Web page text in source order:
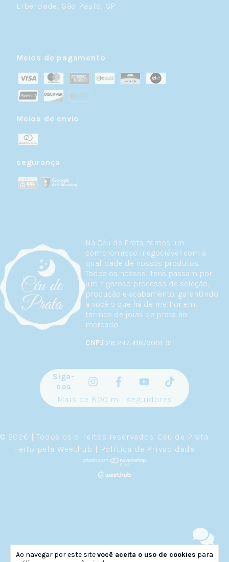
Ao navegar por este sitevocê aceita o uso de cookies para
Na Céu de Prata, temos um
compromisso inegociável com a
qualidade de nossos produtos.
Todos os nossos itens passam por
um rigoroso processo de seleção,
produção e acabamento, garantindo
a você o que há de melhor em
termos de joias de prata no
mercado.
CNPJ 26.247.418/0001-91
Liberdade, São Paulo, SP
Meios de pagamento
Meios de envio
segurança
Siga-
nos
Mais de 800 mil seguidores
© 2026 | Todos os direitos reservados. Céu de Prata
Feito pela Weethub | Política de Privacidade